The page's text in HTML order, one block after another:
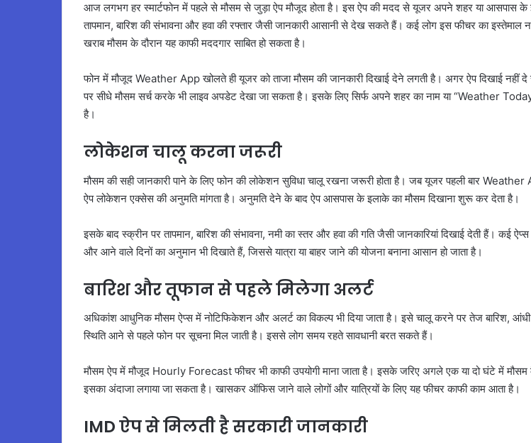
आज लगभग हर स्मार्टफोन में पहले से मौसम से जुड़ा ऐप मौजूद होता है। इस ऐप की मदद से यूजर अपने शहर या आसपास के
तापमान, बारिश की संभावना और हवा की रफ्तार जैसी जानकारी आसानी से देख सकते हैं। कई लोग इस फीचर का इस्तेमाल
खराब मौसम के दौरान यह काफी मददगार साबित हो सकता है।
फोन में मौजूद Weather App खोलते ही यूजर को ताजा मौसम की जानकारी दिखाई देने लगती है। अगर ऐप दिखाई नहीं दे
पर सीधे मौसम सर्च करके भी लाइव अपडेट देखा जा सकता है। इसके लिए सिर्फ अपने शहर का नाम या “Weather
है।
लोकेशन चालू करना जरूरी
मौसम की सही जानकारी पाने के लिए फोन की लोकेशन सुविधा चालू रखना जरूरी होता है। जब यूजर पहली बार Weather
ऐप लोकेशन एक्सेस की अनुमति मांगता है। अनुमति देने के बाद ऐप आसपास के इलाके का मौसम दिखाना शुरू कर देता है।
इसके बाद स्क्रीन पर तापमान, बारिश की संभावना, नमी का स्तर और हवा की गति जैसी जानकारियां दिखाई देती हैं। कई
और आने वाले दिनों का अनुमान भी दिखाते हैं, जिससे यात्रा या बाहर जाने की योजना बनाना आसान हो जाता है।
बारिश और तूफान से पहले मिलेगा अलर्ट
अधिकांश आधुनिक मौसम ऐप्स में नोटिफिकेशन और अलर्ट का विकल्प भी दिया जाता है। इसे चालू करने पर तेज बारिश,
स्थिति आने से पहले फोन पर सूचना मिल जाती है। इससे लोग समय रहते सावधानी बरत सकते हैं।
मौसम ऐप में मौजूद Hourly Forecast फीचर भी काफी उपयोगी माना जाता है। इसके जरिए अगले एक या दो घंटे में मौसम
इसका अंदाजा लगाया जा सकता है। खासकर ऑफिस जाने वाले लोगों और यात्रियों के लिए यह फीचर काफी काम आता है।
IMD ऐप से मिलती है सरकारी जानकारी